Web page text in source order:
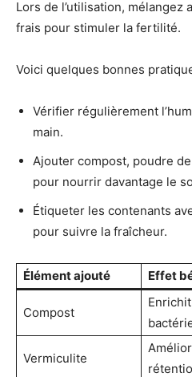
Lors de l’utilisation, mélangez
frais pour stimuler la fertilité.
Voici quelques bonnes
Vérifier régulièrement
main.
Ajouter compost, poudre
pour nourrir davantage le
Étiqueter les contenants
pour suivre la fraîcheur.
Élément ajouté Effet
Compost
Vermiculite